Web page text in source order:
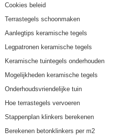
Cookies beleid
Terrastegels schoonmaken
Aanlegtips keramische tegels
Legpatronen keramische tegels
Keramische tuintegels onderhouden
Mogelijkheden keramische tegels
Onderhoudsvriendelijke tuin
Hoe terrastegels vervoeren
Stappenplan klinkers berekenen
Berekenen betonklinkers per m2